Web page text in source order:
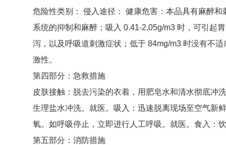
危险性类别： 侵入途径： 健康危害：本品具有麻醉
系统的抑制和麻醉；吸入 0.41-2.05g/m3 时，可引起
泻，以及呼吸道刺激症状；低于 84mg/m3 时没有不
激性。
第四部分：急救措施
皮肤接触：脱去污染的衣着，用肥皂水和清水彻底冲
生理盐水冲洗。就医。吸入：迅速脱离现场至空气新
氧。如呼吸停止，立即进行人工呼吸。就医。食入：
第五部分：消防措施